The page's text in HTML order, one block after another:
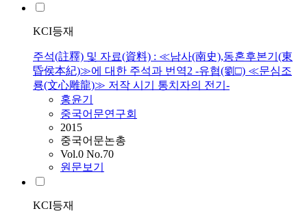
KCI등재
주석(註釋) 및 자료(資料) : ≪남사(南史),동혼후본기(東
昏侯本紀)≫에 대한 주석과 번역2 -유협(劉□) ≪문심조
룡(文心雕龍)≫ 저작 시기 통치자의 전기-
홍윤기
중국어문연구회
2015
중국어문논총
Vol.0 No.70
원문보기
KCI등재